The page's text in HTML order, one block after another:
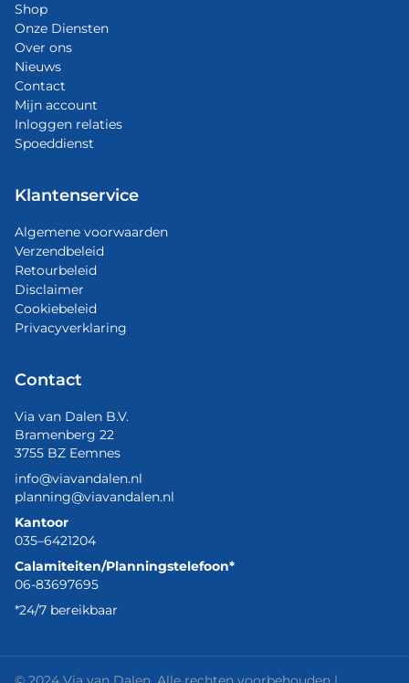
Shop
Onze Diensten
Over ons
Nieuws
Contact
Mijn account
Inloggen relaties
Spoeddienst
Klantenservice
Algemene voorwaarden
Verzendbeleid
Retourbeleid
Disclaimer
Cookiebeleid
Privacyverklaring
Contact
Via van Dalen B.V.
Bramenberg 22
3755 BZ Eemnes
info@viavandalen.nl
planning@viavandalen.nl
Kantoor
035–6421204
Calamiteiten/Planningstelefoon*
06-83697695
*24/7 bereikbaar